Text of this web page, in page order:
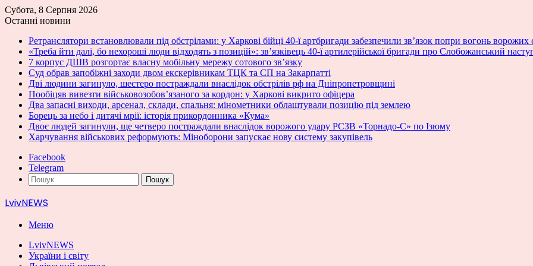
Субота, 8 Серпня 2026
Останні новини
Ретранслятори встановлювали під обстрілами: у Харкові бійці 40-ї артбригади забезпечили зв’язок попри вогонь ворожих
«Треба йти далі, бо нехороші люди відходять з позицій»: зв’язківець 40-ї артилерійської бригади про Слобожанський
7 корпус ДШВ розгортає власну мобільну мережу сотового зв’язку
Суд обрав запобіжні заходи двом екскерівникам ТЦК та СП на Закарпатті
Дві людини загинуло, шестеро постраждали внаслідок обстрілів рф на Дніпропетровщині
Пообіцяв вивезти військовозобов’язаного за кордон: у Харкові викрито офіцера
Два запасні виходи, арсенал, склади, спальня: мінометники облаштували позицію під землею
Борець за небо і дитячі мрії: історія прикордонника «Кума»
Двоє людей загинули, ще четверо постраждали внаслідок ворожого удару РСЗВ «Торнадо-С» по Ізюму
Харчування військових реформують: Міноборони запускає нову систему закупівель
Facebook
Telegram
Пошук
LvivNEWS
Меню
LvivNEWS
України і світу